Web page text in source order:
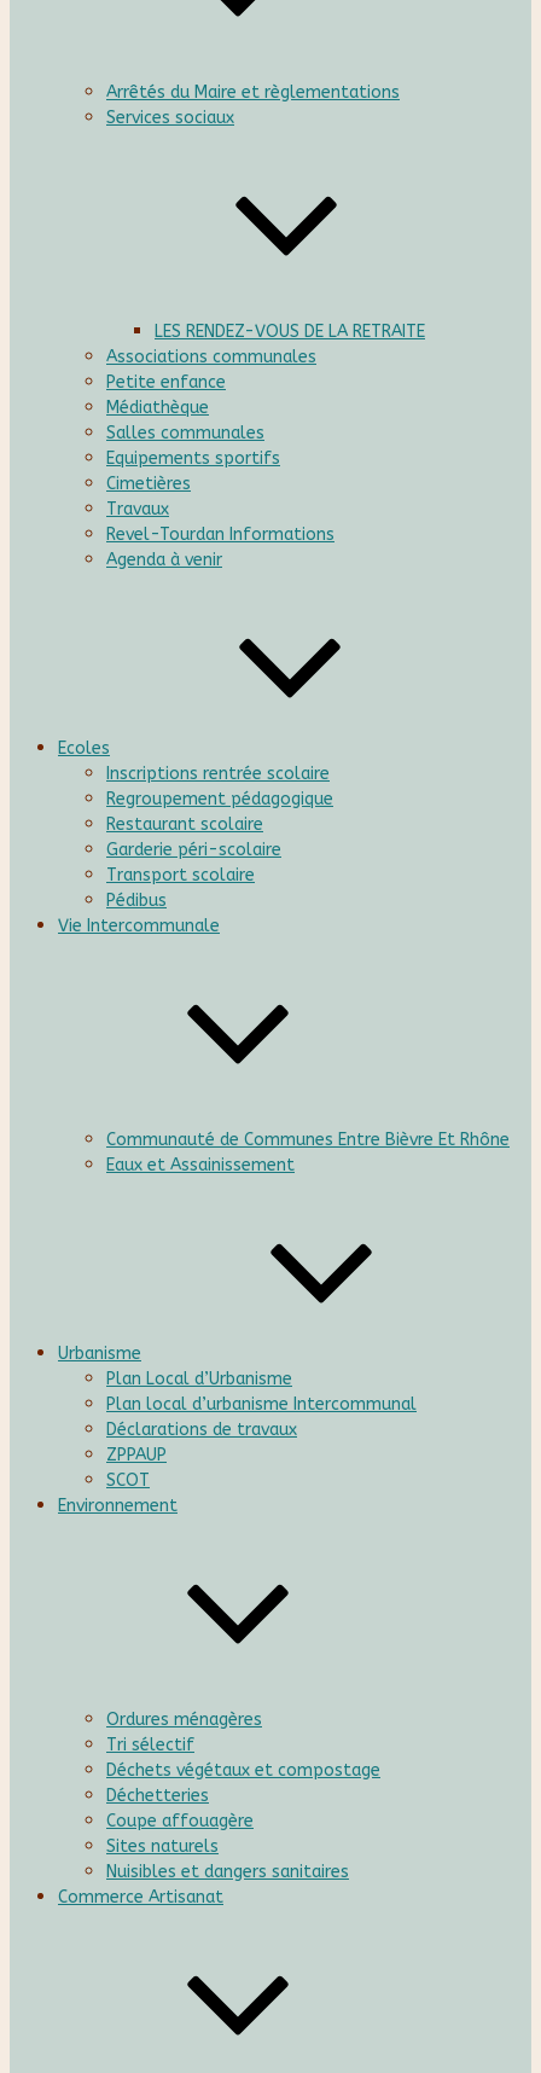
Arrêtés du Maire et règlementations
Services sociaux
LES RENDEZ-VOUS DE LA RETRAITE
Associations communales
Petite enfance
Médiathèque
Salles communales
Equipements sportifs
Cimetières
Travaux
Revel-Tourdan Informations
Agenda à venir
Ecoles
Inscriptions rentrée scolaire
Regroupement pédagogique
Restaurant scolaire
Garderie péri-scolaire
Transport scolaire
Pédibus
Vie Intercommunale
Communauté de Communes Entre Bièvre Et Rhône
Eaux et Assainissement
Urbanisme
Plan Local d’Urbanisme
Plan local d’urbanisme Intercommunal
Déclarations de travaux
ZPPAUP
SCOT
Environnement
Ordures ménagères
Tri sélectif
Déchets végétaux et compostage
Déchetteries
Coupe affouagère
Sites naturels
Nuisibles et dangers sanitaires
Commerce Artisanat